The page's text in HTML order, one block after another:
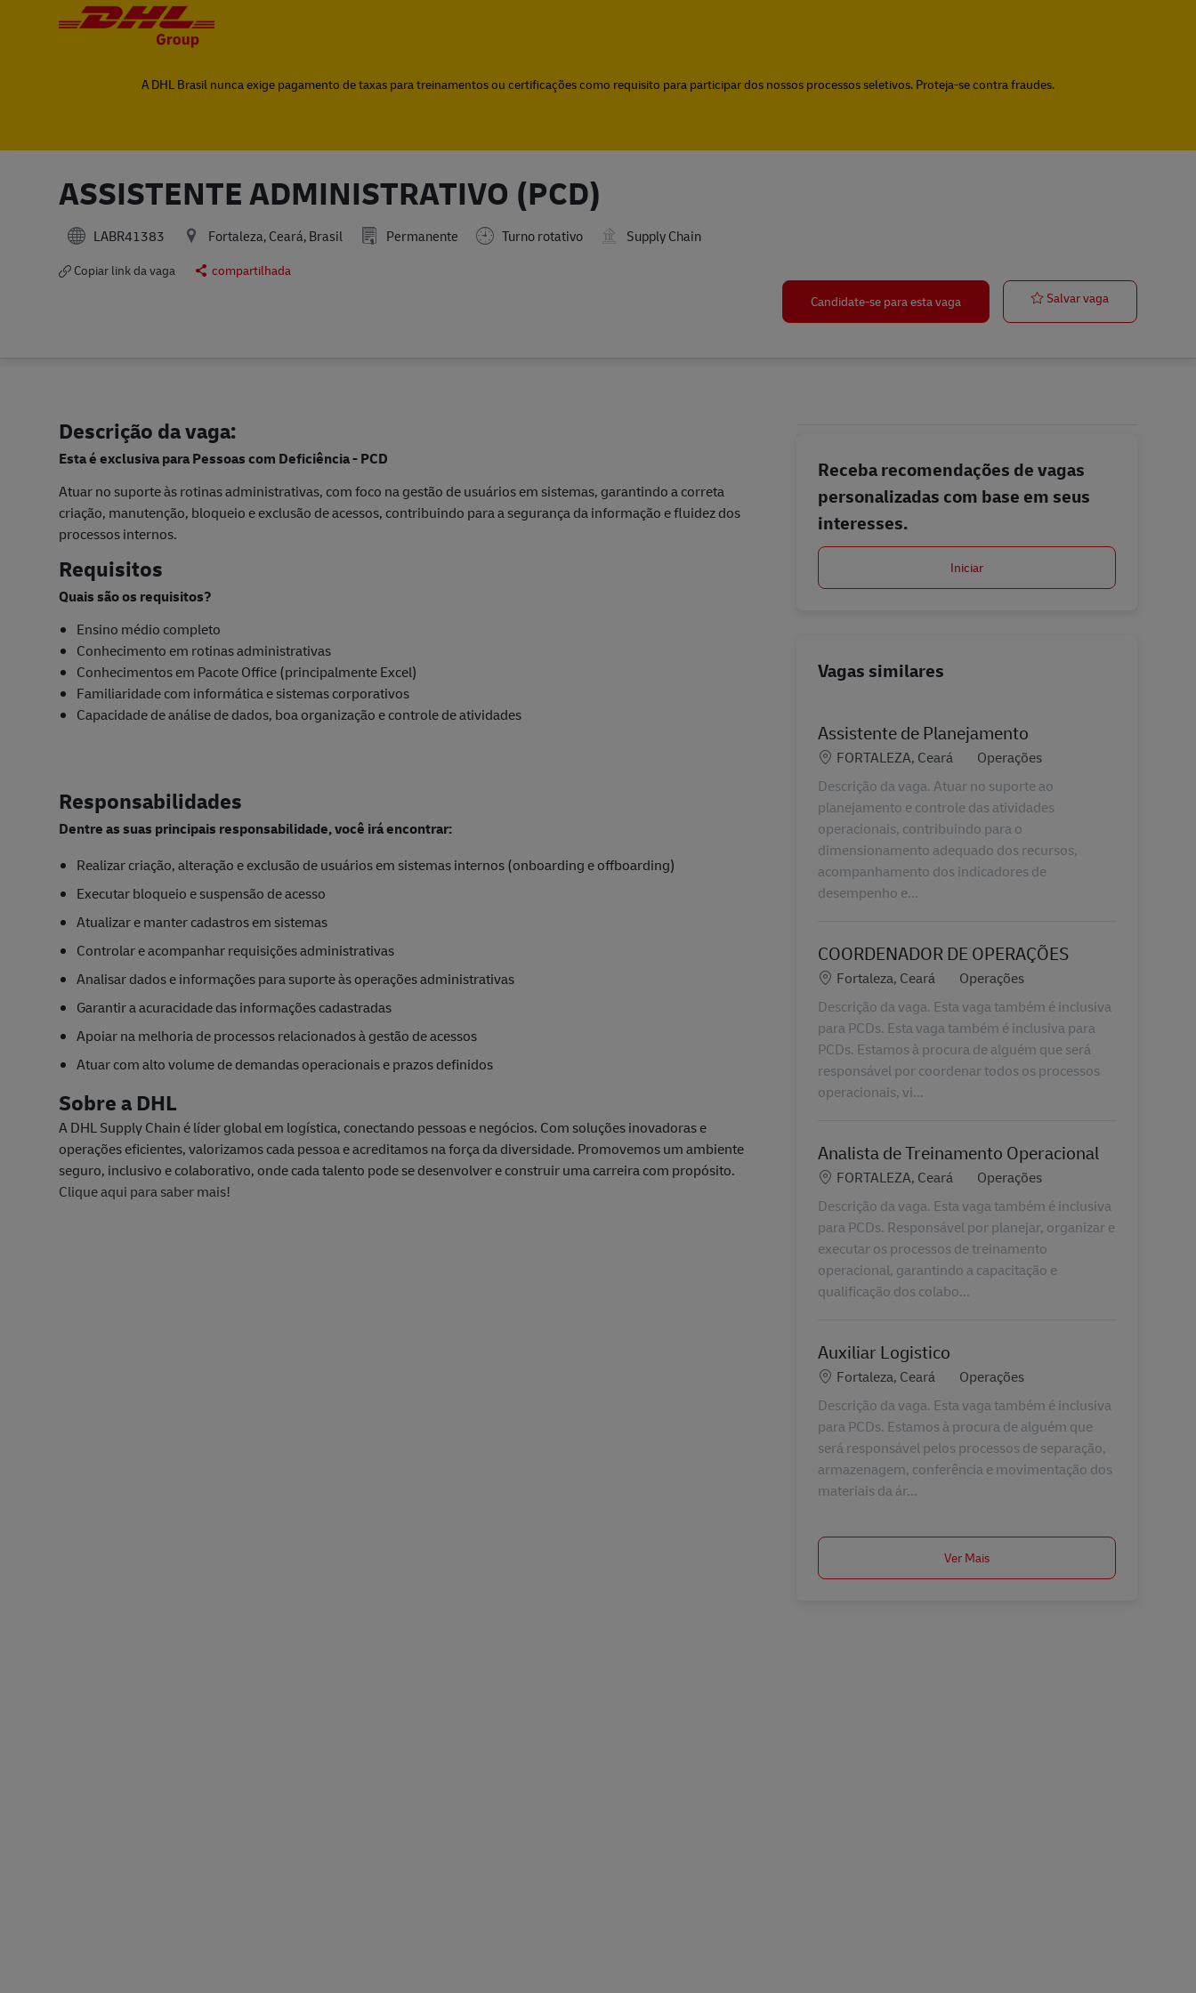
A DHL Brasil nunca exige pagamento de taxas para treinamentos ou certificações como requisito para participar dos nossos processos seletivos. Proteja-se contra fraudes.
ASSISTENTE ADMINISTRATIVO (PCD)
LABR41383 Fortaleza, Ceará, Brasil Permanente Turno rotativo Supply Chain
Copiar link da vaga
compartilhada
Candidate-se para esta vaga
Salvar vagaASSISTENTE
Descrição da vaga:
Esta é exclusiva para Pessoas com Deficiência - PCD
Atuar no suporte às rotinas administrativas, com foco na gestão de usuários em sistemas, garantindo a correta
criação, manutenção, bloqueio e exclusão de acessos, contribuindo para a segurança da informação e fluidez dos
processos internos.
Requisitos
Quais são os requisitos?
Ensino médio completo
Conhecimento em rotinas administrativas
Conhecimentos em Pacote Office (principalmente Excel)
Familiaridade com informática e sistemas corporativos
Capacidade de análise de dados, boa organização e controle de atividades
Responsabilidades
Dentre as suas principais responsabilidade, você irá encontrar:
Realizar criação, alteração e exclusão de usuários em sistemas internos (onboarding e offboarding)
Executar bloqueio e suspensão de acesso
Atualizar e manter cadastros em sistemas
Controlar e acompanhar requisições administrativas
Analisar dados e informações para suporte às operações administrativas
Garantir a acuracidade das informações cadastradas
Apoiar na melhoria de processos relacionados à gestão de acessos
Atuar com alto volume de demandas operacionais e prazos definidos
Sobre a DHL
A DHL Supply Chain é líder global em logística, conectando pessoas e negócios. Com soluções inovadoras e
operações eficientes, valorizamos cada pessoa e acreditamos na força da diversidade. Promovemos um ambiente
seguro, inclusivo e colaborativo, onde cada talento pode se desenvolver e construir uma carreira com propósito.
Clique aqui para saber mais!
Receba recomendações de vagas
personalizadas com base em seus
interesses.
Iniciar
Vagas similares
Assistente de Planejamento
Localização
FORTALEZA, Ceará Categoria
Operações
Descrição da vaga. Atuar no suporte ao
planejamento e controle das atividades
operacionais, contribuindo para o
dimensionamento adequado dos recursos,
acompanhamento dos indicadores de
desempenho e...
COORDENADOR DE OPERAÇÕES
Localização
Fortaleza, Ceará Categoria
Operações
Descrição da vaga. Esta vaga também é inclusiva
para PCDs. Esta vaga também é inclusiva para
PCDs. Estamos à procura de alguém que será
responsável por coordenar todos os processos
operacionais, vi...
Analista de Treinamento Operacional
Localização
FORTALEZA, Ceará Categoria
Operações
Descrição da vaga. Esta vaga também é inclusiva
para PCDs. Responsável por planejar, organizar e
executar os processos de treinamento
operacional, garantindo a capacitação e
qualificação dos colabo...
Auxiliar Logistico
Localização
Fortaleza, Ceará Categoria
Operações
Descrição da vaga. Esta vaga também é inclusiva
para PCDs. Estamos à procura de alguém que
será responsável pelos processos de separação,
armazenagem, conferência e movimentação dos
materiais da ár...
Ver Mais